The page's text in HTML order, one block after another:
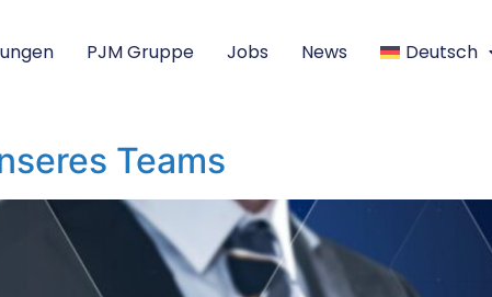
PJM Gruppe Jobs News Deutsch
Teams